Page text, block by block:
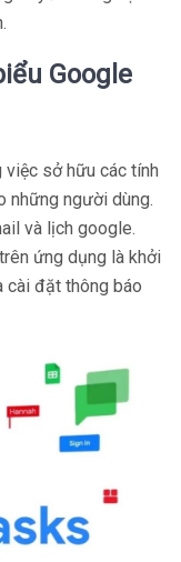
Google
việc sở hữu các tính
những người dùng.
và lịch google.
ứng dụng là khởi
cài đặt thông báo